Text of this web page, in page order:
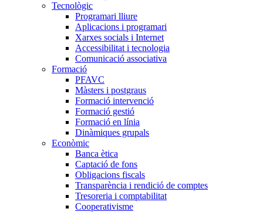
Tecnològic
Programari lliure
Aplicacions i programari
Xarxes socials i Internet
Accessibilitat i tecnologia
Comunicació associativa
Formació
PFAVC
Màsters i postgraus
Formació intervenció
Formació gestió
Formació en línia
Dinàmiques grupals
Econòmic
Banca ètica
Captació de fons
Obligacions fiscals
Transparència i rendició de comptes
Tresoreria i comptabilitat
Cooperativisme